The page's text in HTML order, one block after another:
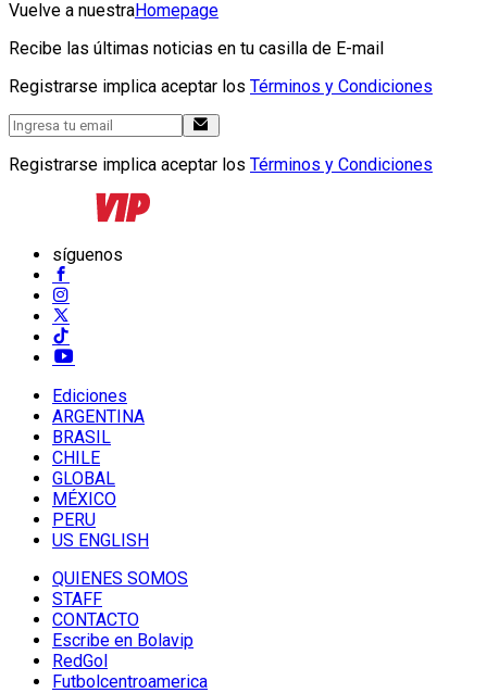
Vuelve a nuestraHomepage
Recibe las últimas noticias en tu casilla de E-mail
Registrarse implica aceptar los Términos y Condiciones
Registrarse implica aceptar los Términos y Condiciones
síguenos
Ediciones
ARGENTINA
BRASIL
CHILE
GLOBAL
MÉXICO
PERU
US ENGLISH
QUIENES SOMOS
STAFF
CONTACTO
Escribe en Bolavip
RedGol
Futbolcentroamerica